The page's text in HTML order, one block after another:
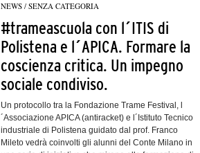
NEWS/ SENZA CATEGORIA
#trameascuola con l´ITIS di
Polistena e l´APICA. Formare la
coscienza critica. Un impegno
sociale condiviso.
Un protocollo tra la Fondazione Trame Festival, l
´Associazione APICA (antiracket) e l´Istituto Tecnico
industriale di Polistena guidato dal prof. Franco
Mileto vedrà coinvolti gli alunni del Conte Milano in